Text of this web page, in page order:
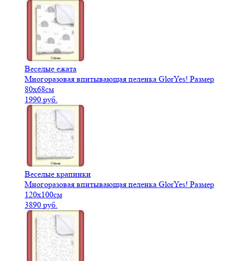
Веселые ежата
Многоразовая впитывающая пеленка GlorYes! Размер
80х68см
1990 руб.
Веселые крапинки
Многоразовая впитывающая пеленка GlorYes! Размер
120х100см
3890 руб.